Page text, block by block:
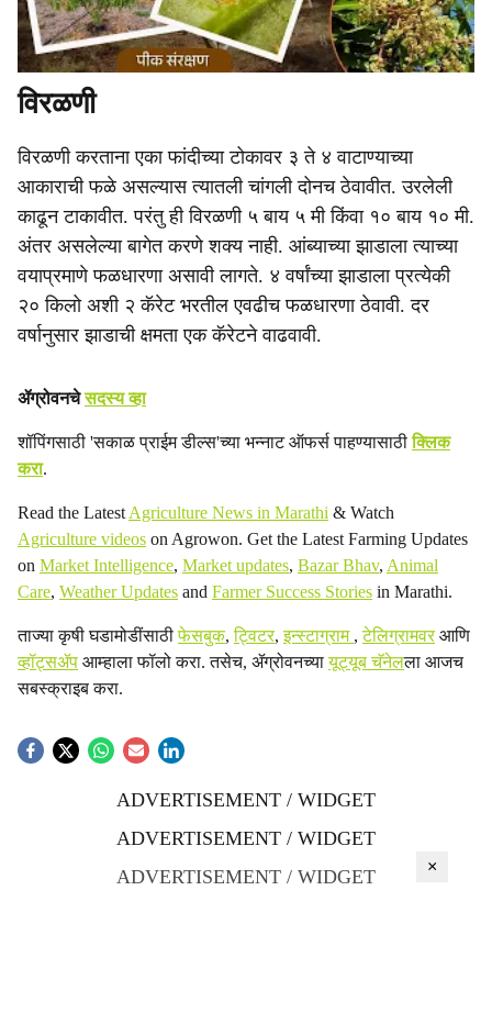
विरळणी
विरळणी करताना एका फांदीच्या टोकावर ३ ते ४ वाटाण्याच्या
आकाराची फळे असल्यास त्यातली चांगली दोनच ठेवावीत. उरलेली
काढून टाकावीत. परंतु ही विरळणी ५ बाय ५ मी किंवा १० बाय १० मी.
अंतर असलेल्या बागेत करणे शक्य नाही. आंब्याच्या झाडाला त्याच्या
वयाप्रमाणे फळधारणा असावी लागते. ४ वर्षांच्या झाडाला प्रत्येकी
२० किलो अशी २ कॅरेट भरतील एवढीच फळधारणा ठेवावी. दर
वर्षानुसार झाडाची क्षमता एक कॅरेटने वाढवावी.
ॲग्रोवनचेसदस्य व्हा
शॉपिंगसाठी 'सकाळ प्राईम डील्स'च्या भन्नाट ऑफर्स पाहण्यासाठीक्लिक
करा.
Read the Latest Agriculture News in Marathi & Watch
Agriculture videos on Agrowon. Get the Latest Farming Updates
on Market Intelligence, Market updates, Bazar Bhav, Animal
Care, Weather Updates and Farmer Success Stories in Marathi.
ताज्या कृषी घडामोडींसाठीफेसबुक,ट्विटर,इन्स्टाग्राम ,टेलिग्रामवरआणि
व्हॉट्सॲप आम्हाला फॉलो करा. तसेच, ॲग्रोवनच्यायूट्यूब चॅनेलला आजच
सबस्क्राइब करा.
ADVERTISEMENT / WIDGET
ADVERTISEMENT / WIDGET
ADVERTISEMENT / WIDGET
×